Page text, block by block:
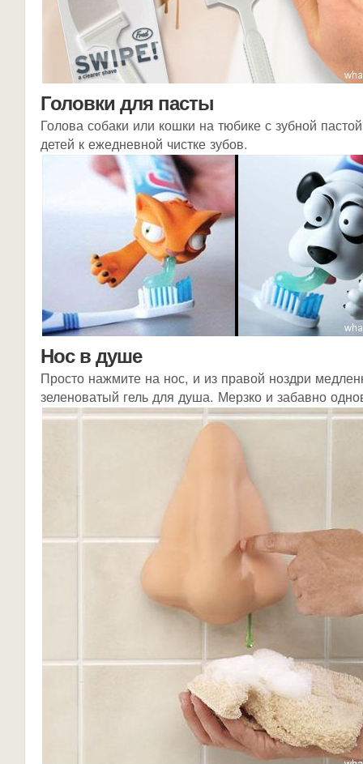
Головки для пасты
Голова собаки или кошки на тюбике с зубной
детей к ежедневной чистке зубов.
Нос в душе
Просто нажмите на нос, и из правой ноздри
зеленоватый гель для душа. Мерзко и забавно